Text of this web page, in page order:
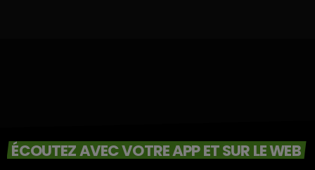
ÉCOUTEZ AVEC VOTRE APP ET SUR LE WEB